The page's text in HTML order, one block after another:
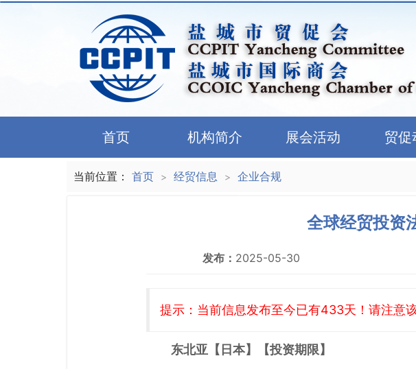
首页 机构简介 展会活动 贸促
当前位置： 首页 > 经贸信息 > 企业合规
全球经贸投资
发布： 2025-05-30
提示：当前信息发布至今已有433天！请注意
东北亚 【日本】【投资期限】